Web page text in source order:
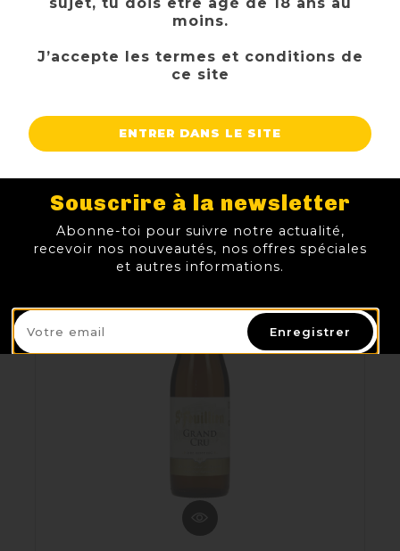
STRAFFE HENDRIK TRIPLE
3,65 €TTCPrix
AJOUTER AU PANIER
moins.
J’accepte les termes et conditions de
ce site
ENTRER DANS LE SITE
Souscrire à la newsletter
Abonne-toi pour suivre notre actualité,
recevoir nos nouveautés, nos offres spéciales
et autres informations.
Enregistrer